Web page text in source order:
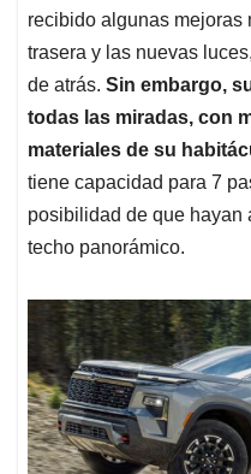
recibido algunas mejoras
trasera y las nuevas
de atrás. Sin embargo,
todas las miradas, con
materiales de su
tiene capacidad para 7
posibilidad de que hayan
techo panorámico.